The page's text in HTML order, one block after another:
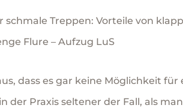
dass es gar keine Möglichkeit für
der Praxis seltener der Fall, als